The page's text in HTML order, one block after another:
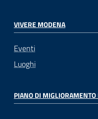
VIVERE MODENA
Eventi
Luoghi
PIANO DI MIGLIORAMENTO